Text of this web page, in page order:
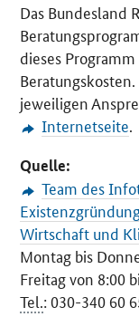
Das Bundesland
dieses
jeweiligen
Internetseite.
Quelle:
Team des
Wirtschaft und
Montag bis
Freitag von 8:00
Tel.: 030-340 60